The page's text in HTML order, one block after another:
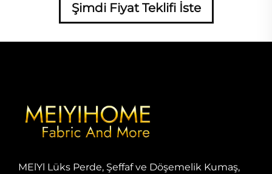
Şimdi Fiyat Teklifi İste
MElYl Lüks Perde, Şeffaf ve Döşemelik Kumaş,